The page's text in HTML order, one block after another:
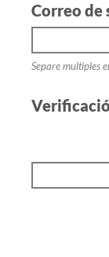
Correo de
Separe multiples